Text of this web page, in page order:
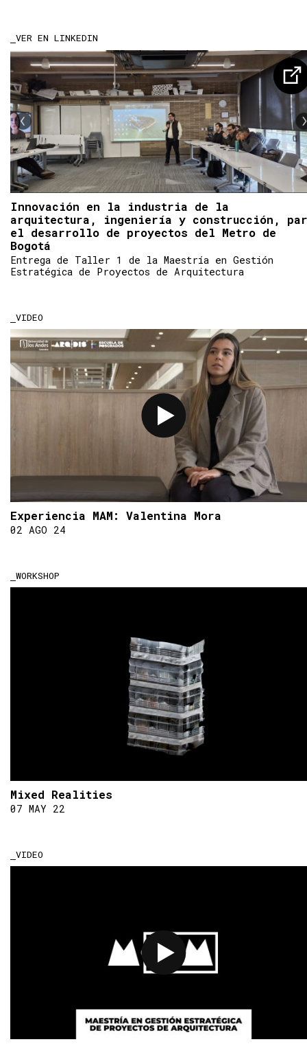
VER EN LINKEDIN
Innovación en la industria de la
arquitectura, ingeniería y construcción,
el desarrollo de proyectos del Metro de
Bogotá
Entrega de Taller 1 de la Maestría en Gestión
Estratégica de Proyectos de Arquitectura
VIDEO
Experiencia MAM: Valentina Mora
02 AGO 24
WORKSHOP
Mixed Realities
07 MAY 22
VIDEO